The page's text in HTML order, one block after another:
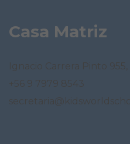
Casa Matriz
Ignacio Carrera Pinto
+56 9 7979 8543